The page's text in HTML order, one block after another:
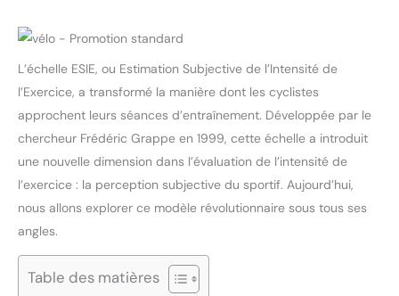
L’échelle ESIE, ou Estimation Subjective de l’Intensité de
l’Exercice, a transformé la manière dont les cyclistes
approchent leurs séances d’entraînement. Développée par le
chercheur Frédéric Grappe en 1999, cette échelle a introduit
une nouvelle dimension dans l’évaluation de l’intensité de
l’exercice : la perception subjective du sportif. Aujourd’hui,
nous allons explorer ce modèle révolutionnaire sous tous ses
angles.
Table des matières